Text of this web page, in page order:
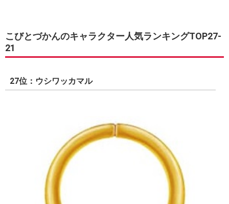
こびとづかんのキャラクター人気ランキングTOP27-
21
27位：ウシワッカマル